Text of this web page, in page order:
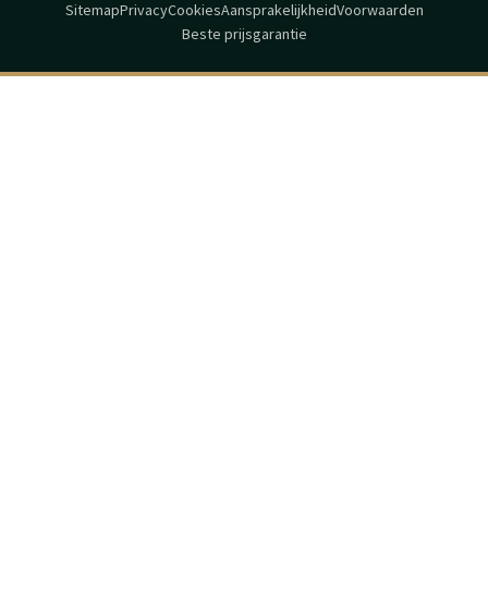
SitemapPrivacyCookiesAansprakelijkheidVoorwaarden
Beste prijsgarantie